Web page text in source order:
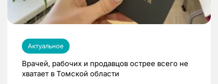
Актуальное
Врачей, рабочих и продавцов острее всего не
хватает в Томской области